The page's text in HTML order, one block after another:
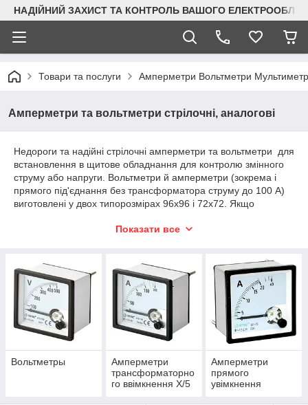
НАДІЙНИЙ ЗАХИСТ ТА КОНТРОЛЬ ВАШОГО
Товари та послуги Амперметри Вольтметри
Амперметри та вольтметри стрілочні, аналогові
Недороги та надійні стрілочні амперметри та вольтметри для
встановлення в щитове обладнання для контролю змінного
струму або напруги. Вольтметри й амперметри (зокрема і
прямого під'єднання без трансформатора струму до 100 А)
виготовлені у двох типорозмірах 96х96 і 72х72. Якщо
цифрові вольтметри й амперметри
Показати все
Вольтметры
Амперметри
трансформаторно
го ввімкнення Х/5
Амперметри
прямого
увімкнення